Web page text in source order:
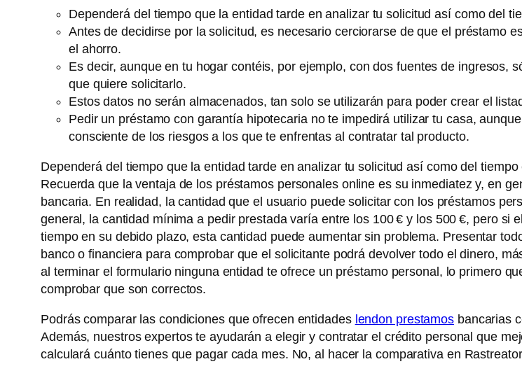
Dependerá del tiempo que la entidad tarde en analizar tu solicitud así como del
Antes de decidirse por la solicitud, es necesario cerciorarse de que el préstamo
el ahorro.
Es decir, aunque en tu hogar contéis, por ejemplo, con dos fuentes de ingresos,
que quiere solicitarlo.
Estos datos no serán almacenados, tan solo se utilizarán para poder crear el
Pedir un préstamo con garantía hipotecaria no te impedirá utilizar tu casa,
consciente de los riesgos a los que te enfrentas al contratar tal producto.
Dependerá del tiempo que la entidad tarde en analizar tu solicitud así como del
Recuerda que la ventaja de los préstamos personales online es su inmediatez y, en
bancaria. En realidad, la cantidad que el usuario puede solicitar con los préstamos
general, la cantidad mínima a pedir prestada varía entre los 100 € y los 500 €, pero
tiempo en su debido plazo, esta cantidad puede aumentar sin problema. Presentar
banco o financiera para comprobar que el solicitante podrá devolver todo el dinero,
al terminar el formulario ninguna entidad te ofrece un préstamo personal, lo primero
comprobar que son correctos.
Podrás comparar las condiciones que ofrecen entidades lendon prestamos bancarias
Además, nuestros expertos te ayudarán a elegir y contratar el crédito personal que
calculará cuánto tienes que pagar cada mes. No, al hacer la comparativa en